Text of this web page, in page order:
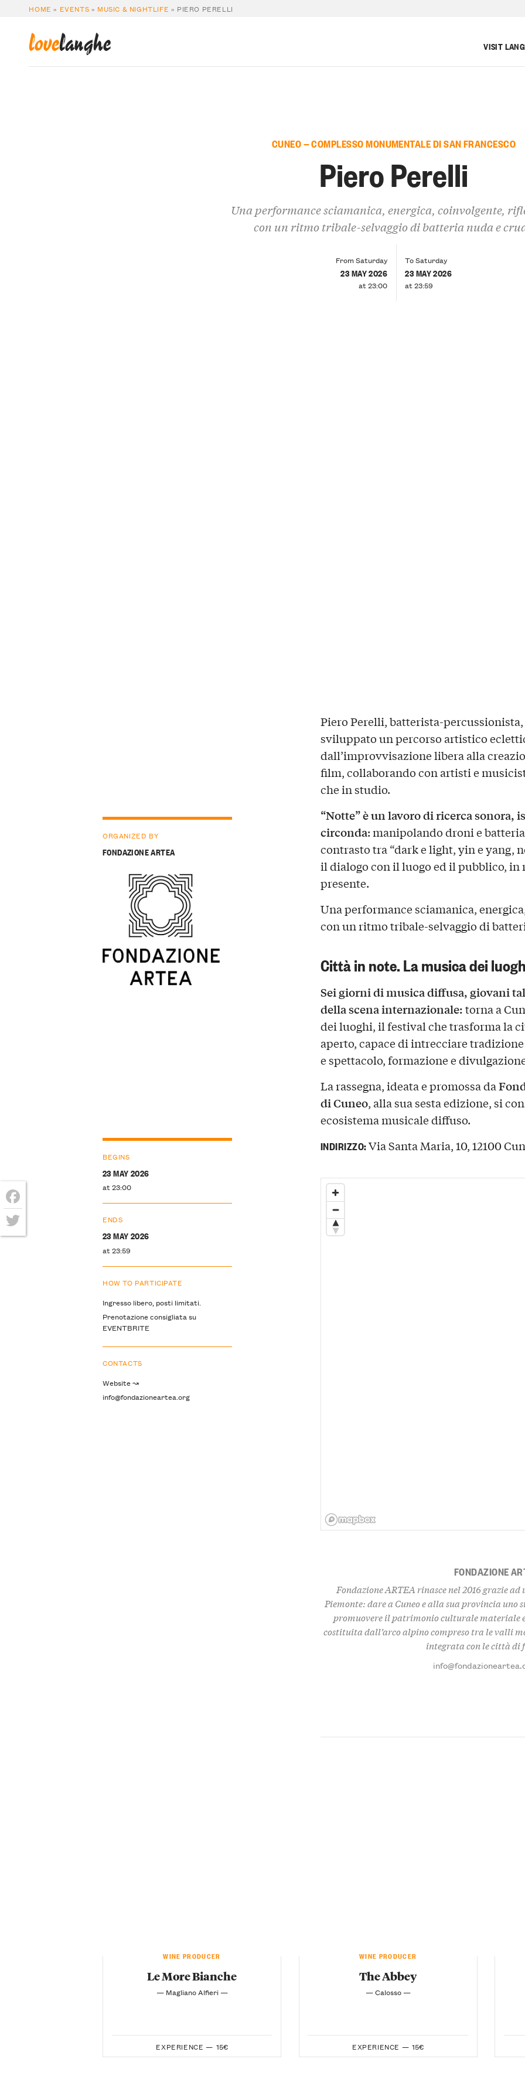
HOME » EVENTS » MUSIC & NIGHTLIFE » PIERO PERELLI
lovelanghe VISIT
CUNEO — COMPLESSO MONUMENTALE DI SAN FRANCESCO
Piero Perelli
Una performance sciamanica, energica, coinvolgente,
con un ritmo tribale-selvaggio di batteria nuda e
From Saturday
23 MAY 2026
at 23:00
To Saturday
23 MAY 2026
at 23:59
Piero Perelli, batterista-
sviluppato un percorso artistico
dall’improvvisazione libera alla
film, collaborando con artisti e
che in studio.
“Notte” è un lavoro di ricerca sonora,
circonda: manipolando droni e
contrasto tra “dark e light, yin e yang,
il dialogo con il luogo ed il pubblico, in
presente.
Una performance sciamanica,
con un ritmo tribale-selvaggio di
Città in note. La musica dei
Sei giorni di musica diffusa, giovani
della scena internazionale:torna a
dei luoghi, il festival che trasforma la
aperto, capace di intrecciare
e spettacolo, formazione e
La rassegna, ideata e promossa da
di Cuneo, alla sua sesta edizione, si
ecosistema musicale diffuso.
ORGANIZED BY
FONDAZIONE ARTEA
BEGINS
23 MAY 2026
at 23:00
ENDS
23 MAY 2026
at 23:59
HOW TO PARTICIPATE
Ingresso libero, posti limitati.
Prenotazione consigliata su
EVENTBRITE
CONTACTS
Website ↝
info@fondazioneartea.org
INDIRIZZO:Via Santa Maria, 10, 12100
FONDAZIONE
Fondazione ARTEA rinasce nel 2016 grazie
Piemonte: dare a Cuneo e alla sua provincia
promuovere il patrimonio culturale materiale
costituita dall’arco alpino compreso tra le valli
integrata con le città di
WINE PRODUCER
Le More Bianche
— Magliano Alfieri —
EXPERIENCE — 15€
WINE PRODUCER
The Abbey
— Calosso —
EXPERIENCE — 15€
Facebook
Twitter